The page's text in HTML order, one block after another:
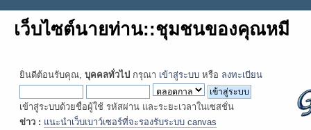
เว็บไซต์นายท่าน::ชุมชนของคุณหมี
ยินดีต้อนรับคุณ, บุคคลทั่วไป กรุณา เข้าสู่ระบบ หรือ ลงทะเบียน
เข้าสู่ระบบด้วยชื่อผู้ใช้ รหัสผ่าน และระยะเวลาในเซสชั่น
ข่าว : แนะนำเว็บเบาว์เซอร์ที่จะรองรับระบบ canvas